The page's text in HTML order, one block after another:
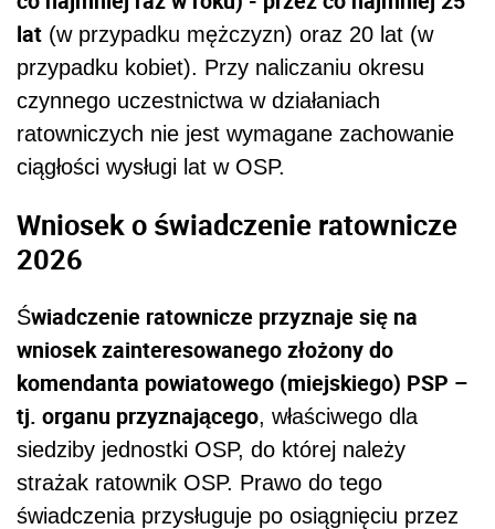
lat (w przypadku mężczyzn) oraz 20 lat (w
przypadku kobiet). Przy naliczaniu okresu
czynnego uczestnictwa w działaniach
ratowniczych nie jest wymagane zachowanie
ciągłości wysługi lat w OSP.
Wniosek o świadczenie ratownicze
2026
Świadczenie ratownicze przyznaje się na
wniosek zainteresowanego złożony do
komendanta powiatowego (miejskiego) PSP –
tj. organu przyznającego, właściwego dla
siedziby jednostki OSP, do której należy
strażak ratownik OSP. Prawo do tego
świadczenia przysługuje po osiągnięciu przez